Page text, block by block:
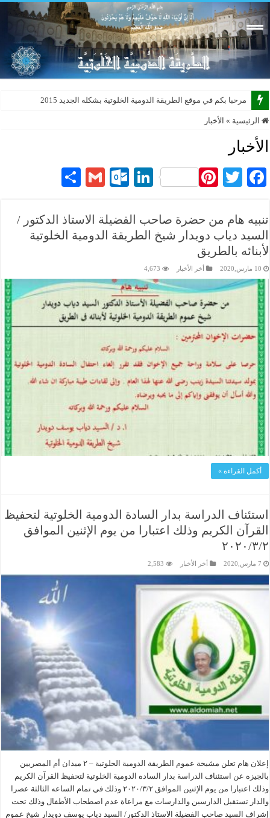
ن
الرئيسية » الأخبار
الأخبار
Fa
bo
ok
T
tte
r
er
es
t
Li
ed
In
O
lo
ok
o
m
G
ail
re
تنبيه هام من حضرة صاحب الفضيلة الاستاذ الدكتور /
السيد دياب دويدار شيخ الطريقة الدومية الخلوتية
لأبنائه بالطريق
10 مارس,2020 أخر الأخبار 4,673
أكمل القراءة »
استئناف الدراسة بدار السادة الدومية الخلوتية لتحفيظ
القرآن الكريم وذلك اعتبارا من يوم الإثنين الموافق
٢٠٢٠/٣/٢
7 مارس,2020 أخر الأخبار 2,583
إعلان هام تعلن مشيخة عموم الطريقة الدومية الخلوتية – ٢ ميدان أم المصريين
بالجيزه عن استئناف الدراسة بدار الساده الدومية الخلوتية لتحفيظ القرآن الكريم
وذلك اعتبارا من يوم الإثنين الموافق ٢٠٢٠/٣/٢ وذلك في تمام الساعه الثالثة عصرا
والدار تستقبل الدارسين والدارسات مع مراعاة عدم اصطحاب الأطفال وذلك تحت
إشراف السيد صاحب الفضيلة الاستاذ الدكتور/ السيد دياب يوسف دويدار شيخ عموم